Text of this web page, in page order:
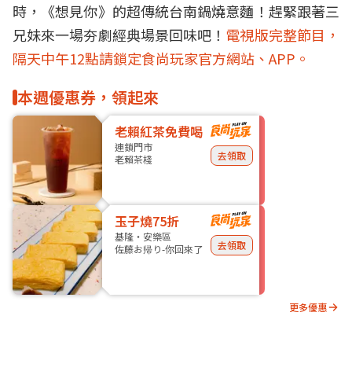
時，《想見你》的超傳統台南鍋燒意麵！趕緊跟著三
兄妹來一場夯劇經典場景回味吧！ 電視版完整節目，
隔天中午12點請鎖定食尚玩家官方網站、APP。
本週優惠券，領起來
老賴紅茶免費喝
連鎖門市
老賴茶棧
去領取
玉子燒75折
基隆・安樂區
佐藤お帰り-你回來了
去領取
更多優惠